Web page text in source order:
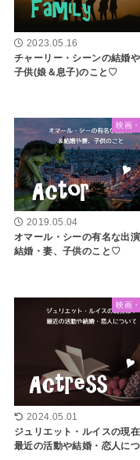
2023.05.16
チャーリー・シーンの結婚や
子供(娘＆息子)のこと♡
映画
2019.05.04
オマール・シーの有名な出
結婚・妻、子供のこと♡
映画
2024.05.01
ジュリエット・ルイスの現
最近の活動や結婚・恋人に